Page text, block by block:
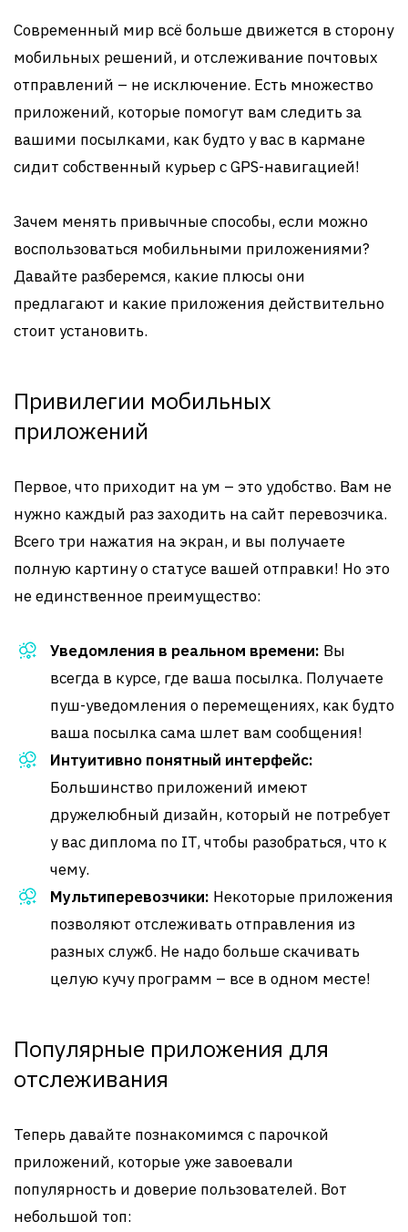
Современный мир всё больше движется в сторону
мобильных решений, и отслеживание почтовых
отправлений – не исключение. Есть множество
приложений, которые помогут вам следить за
вашими посылками, как будто у вас в кармане
сидит собственный курьер с GPS-навигацией!
Зачем менять привычные способы, если можно
воспользоваться мобильными приложениями?
Давайте разберемся, какие плюсы они
предлагают и какие приложения действительно
стоит установить.
Привилегии мобильных
приложений
Первое, что приходит на ум – это удобство. Вам не
нужно каждый раз заходить на сайт перевозчика.
Всего три нажатия на экран, и вы получаете
полную картину о статусе вашей отправки! Но это
не единственное преимущество:
Уведомления в реальном времени: Вы
всегда в курсе, где ваша посылка. Получаете
пуш-уведомления о перемещениях, как будто
ваша посылка сама шлет вам сообщения!
Интуитивно понятный интерфейс:
Большинство приложений имеют
дружелюбный дизайн, который не потребует
у вас диплома по IT, чтобы разобраться, что к
чему.
Мультиперевозчики: Некоторые приложения
позволяют отслеживать отправления из
разных служб. Не надо больше скачивать
целую кучу программ – все в одном месте!
Популярные приложения для
отслеживания
Теперь давайте познакомимся с парочкой
приложений, которые уже завоевали
популярность и доверие пользователей. Вот
небольшой топ: